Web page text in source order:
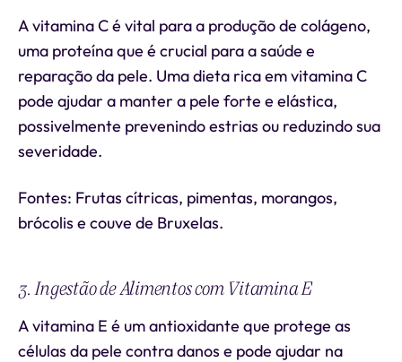
A vitamina C é vital para a produção de colágeno,
uma proteína que é crucial para a saúde e
reparação da pele. Uma dieta rica em vitamina C
pode ajudar a manter a pele forte e elástica,
possivelmente prevenindo estrias ou reduzindo sua
severidade.
Fontes: Frutas cítricas, pimentas, morangos,
brócolis e couve de Bruxelas.
3. Ingestão de Alimentos com Vitamina E
A vitamina E é um antioxidante que protege as
células da pele contra danos e pode ajudar na